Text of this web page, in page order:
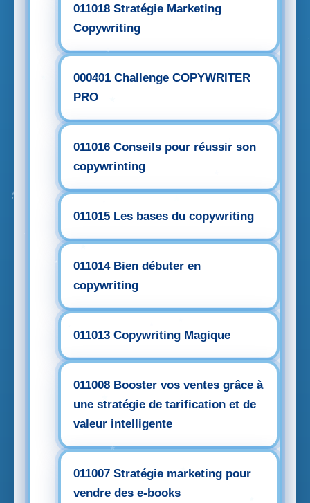
011018 Stratégie Marketing
Copywriting
000401 Challenge COPYWRITER
PRO
011016 Conseils pour réussir son
copywrinting
011015 Les bases du copywriting
011014 Bien débuter en
copywriting
011013 Copywriting Magique
011008 Booster vos ventes grâce à
une stratégie de tarification et de
valeur intelligente
011007 Stratégie marketing pour
vendre des e-books